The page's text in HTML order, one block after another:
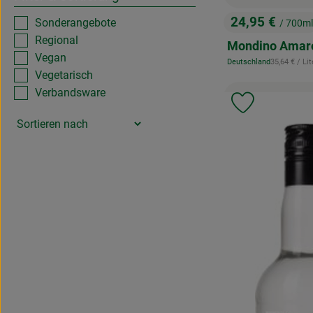
Sonderangebote
Regional
Vegan
Vegetarisch
Verbandsware
, Preis:
24,95 € / 700ml
Mondino
, Herkunft:
Deutschland,35,64 € /
Produkt